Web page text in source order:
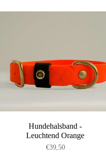
Hundehalsband -
Leuchtend Orange
€39,50